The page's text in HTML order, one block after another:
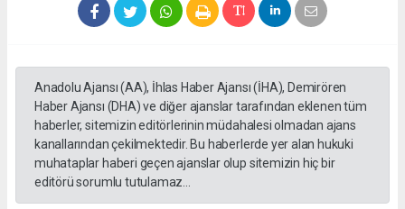
Anadolu Ajansı (AA), İhlas Haber Ajansı (İHA), Demirören
Haber Ajansı (DHA) ve diğer ajanslar tarafından eklenen tüm
haberler, sitemizin editörlerinin müdahalesi olmadan ajans
kanallarından çekilmektedir. Bu haberlerde yer alan hukuki
muhataplar haberi geçen ajanslar olup sitemizin hiç bir
editörü sorumlu tutulamaz...